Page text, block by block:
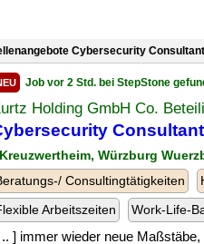
Cybersecurity
Job vor 2 Std. bei StepStone
Holding GmbH Co.
Consultant
Würzburg
Consultingtätigkeiten
Arbeitszeiten
Work-Life-
.. ] immer wieder neue